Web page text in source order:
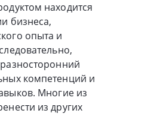
находится
бизнеса,
опыта и
компетенций и
Многие из
из других